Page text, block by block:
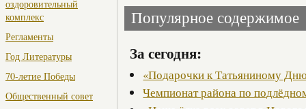
оздоровительный
комплекс
Регламенты
Год Литературы
70-летие Победы
Общественный совет
Популярное содержимое
За сегодня:
«Подарочки к Татьяниному
Чемпионат района по